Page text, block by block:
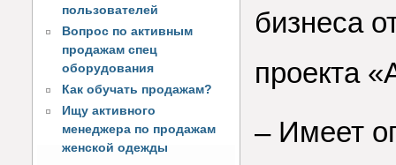
пользователей
Вопрос по активным
продажам спец
оборудования
Как обучать продажам?
Ищу активного
менеджера по продажам
женской одежды
бизнеса
проекта
– Имеет